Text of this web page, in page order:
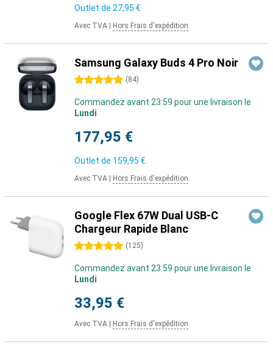
Outlet de 27,95 €
Avec TVA Hors Frais d'expédition
Samsung Galaxy Buds 4 Pro Noir
5 étoiles (84)
Commandez avant 23:59 pour une livraison le
Lundi
177,95 €
Outlet de 159,95 €
Avec TVA Hors Frais d'expédition
Google Flex 67W Dual USB-C
Chargeur Rapide Blanc
5 étoiles (125)
Commandez avant 23:59 pour une livraison le
Lundi
33,95 €
Avec TVA Hors Frais d'expédition